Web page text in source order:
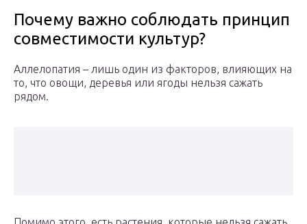
Почему важно соблюдать принцип
совместимости культур?
Аллелопатия – лишь один из факторов, влияющих на
то, что овощи, деревья или ягоды нельзя сажать
рядом.